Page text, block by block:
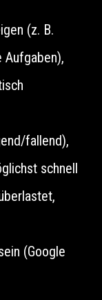
(z. B.
Aufgaben),
fallend),
schnell
(Google